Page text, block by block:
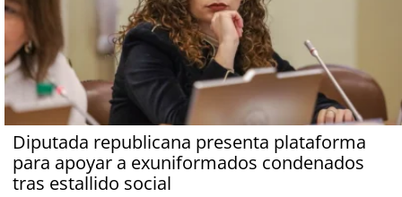
Diputada republicana presenta plataforma
para apoyar a exuniformados condenados
tras estallido social